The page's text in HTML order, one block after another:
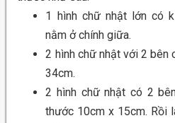
1 hình chữ nhật lớn có
nằm ở chính giữa.
2 hình chữ nhật với 2 bên
34cm.
2 hình chữ nhật có 2
thước 10cm x 15cm. Rồi